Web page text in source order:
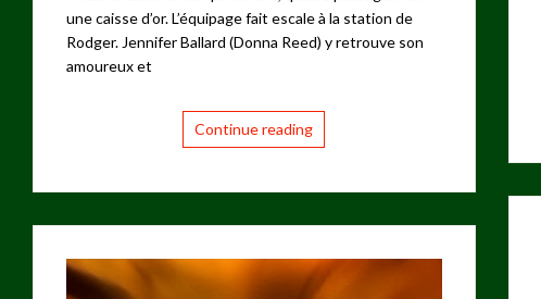
une caisse d’or. L’équipage fait escale à la station de
Rodger. Jennifer Ballard (Donna Reed) y retrouve son
amoureux et
Continue reading